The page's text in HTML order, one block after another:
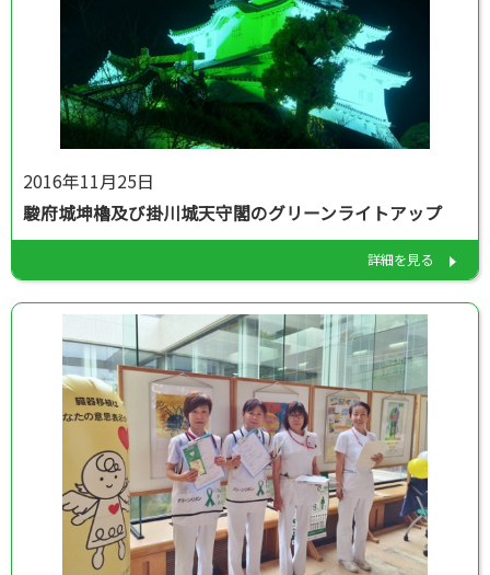
2016年11月25日
駿府城坤櫓及び掛川城天守閣のグリーンライトアップ
詳細を見る